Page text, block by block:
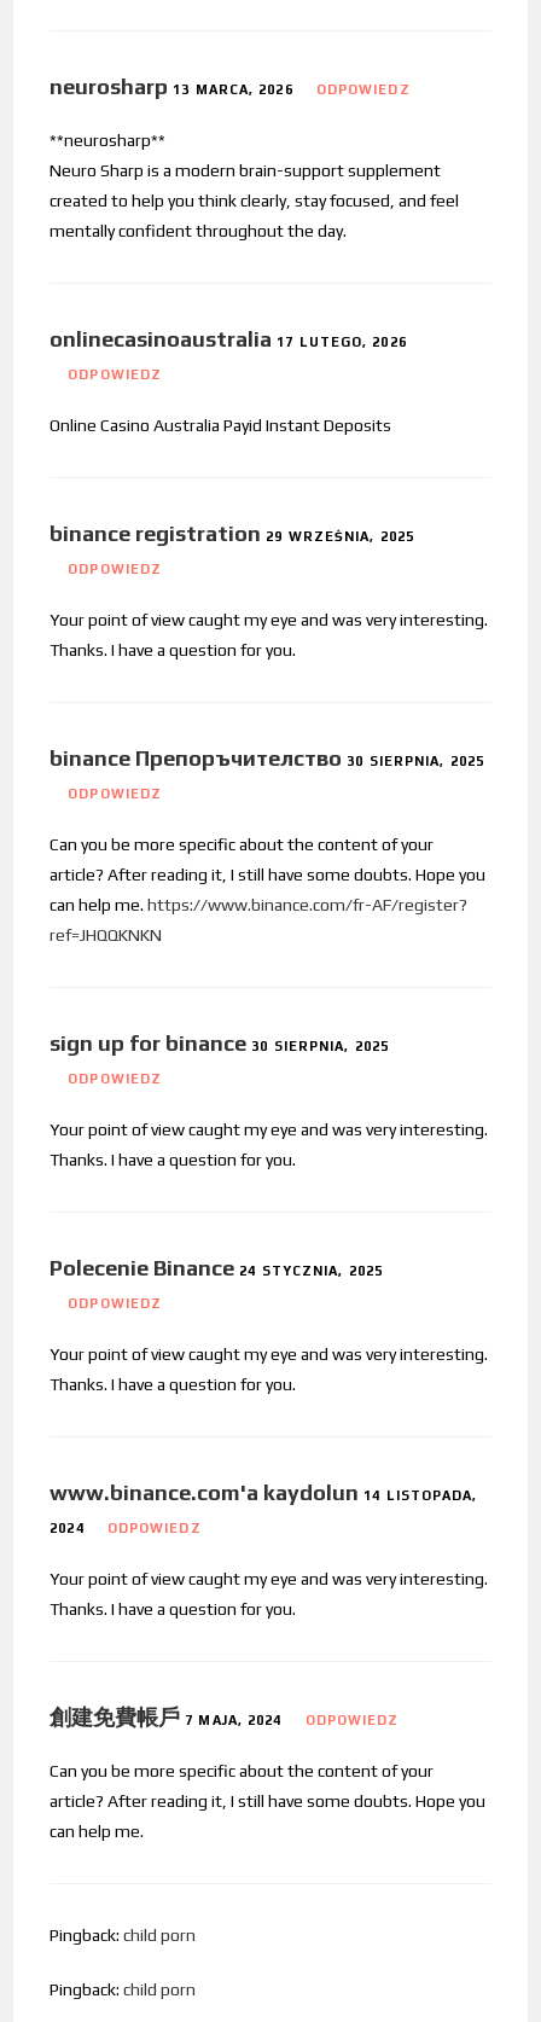
neurosharp 13 MARCA, 2026 ODPOWIEDZ
**neurosharp**
Neuro Sharp is a modern brain-support supplement
created to help you think clearly, stay focused, and feel
mentally confident throughout the day.
onlinecasinoaustralia 17 LUTEGO, 2026
ODPOWIEDZ
Online Casino Australia Payid Instant Deposits
binance registration 29 WRZEŚNIA, 2025
ODPOWIEDZ
Your point of view caught my eye and was very interesting.
Thanks. I have a question for you.
binance Препоръчителство 30 SIERPNIA, 2025
ODPOWIEDZ
Can you be more specific about the content of your
article? After reading it, I still have some doubts. Hope you
can help me.https://www.binance.com/fr-AF/register?
ref=JHQQKNKN
sign up for binance 30 SIERPNIA, 2025
ODPOWIEDZ
Your point of view caught my eye and was very interesting.
Thanks. I have a question for you.
Polecenie Binance 24 STYCZNIA, 2025
ODPOWIEDZ
Your point of view caught my eye and was very interesting.
Thanks. I have a question for you.
www.binance.com'a kaydolun 14 LISTOPADA,
2024 ODPOWIEDZ
Your point of view caught my eye and was very interesting.
Thanks. I have a question for you.
創建免費帳戶 7 MAJA, 2024 ODPOWIEDZ
Can you be more specific about the content of your
article? After reading it, I still have some doubts. Hope you
can help me.
Pingback:child porn
Pingback:child porn